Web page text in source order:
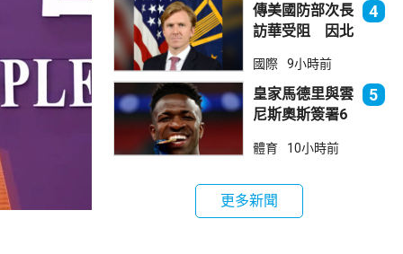
傾銷
傳美國防部次長
訪華受阻 因北
售
4
國際 9小時前
皇家馬德里與雲
尼斯奧斯簽署6
5
體育 10小時前
更多新聞